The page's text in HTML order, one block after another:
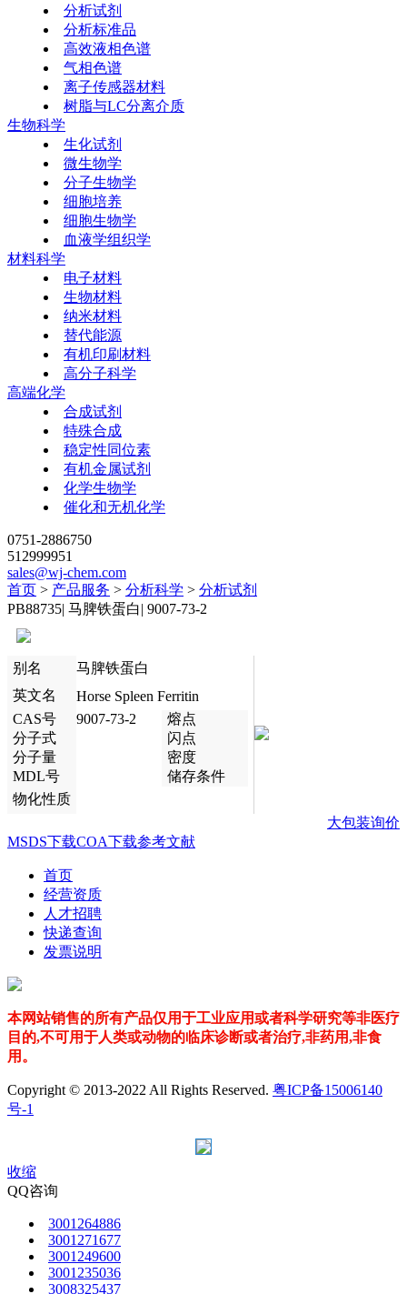
分析试剂
分析标准品
高效液相色谱
气相色谱
离子传感器材料
树脂与LC分离介质
生物科学
生化试剂
微生物学
分子生物学
细胞培养
细胞生物学
血液学组织学
材料科学
电子材料
生物材料
纳米材料
替代能源
有机印刷材料
高分子科学
高端化学
合成试剂
特殊合成
稳定性同位素
有机金属试剂
化学生物学
催化和无机化学
0751-2886750
512999951
sales@wj-chem.com
首页 > 产品服务 > 分析科学 > 分析试剂
PB88735| 马脾铁蛋白| 9007-73-2
别名
马脾铁蛋白
英文名
Horse Spleen Ferritin
CAS号
9007-73-2
熔点
分子式
闪点
分子量
密度
MDL号
储存条件
物化性质
大包装询价
MSDS下载COA下载参考文献
首页
经营资质
人才招聘
快递查询
发票说明
本网站销售的所有产品仅用于工业应用或者科学研究等非医疗
目的,不可用于人类或动物的临床诊断或者治疗,非药用,非食
用。
Copyright © 2013-2022 All Rights Reserved. 粤ICP备15006140
号-1
收缩
QQ咨询
3001264886
3001271677
3001249600
3001235036
3008325437